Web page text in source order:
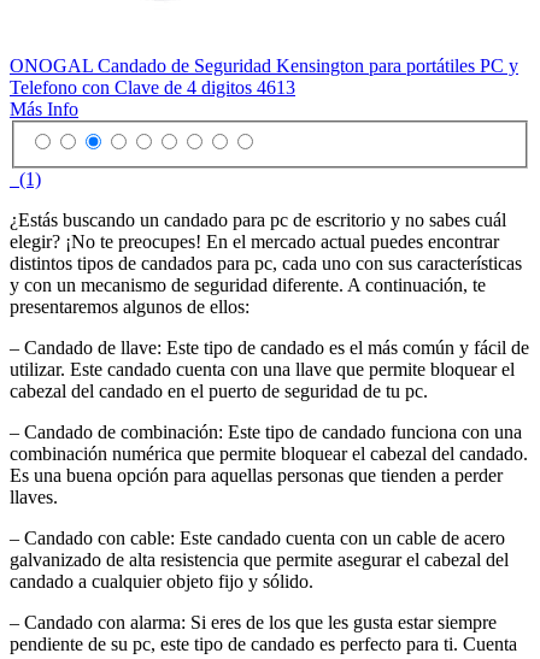
ONOGAL Candado de Seguridad Kensington para portátiles PC y
Telefono con Clave de 4 digitos 4613
Más Info
(1)
¿Estás buscando un candado para pc de escritorio y no sabes cuál
elegir? ¡No te preocupes! En el mercado actual puedes encontrar
distintos tipos de candados para pc, cada uno con sus características
y con un mecanismo de seguridad diferente. A continuación, te
presentaremos algunos de ellos:
– Candado de llave: Este tipo de candado es el más común y fácil de
utilizar. Este candado cuenta con una llave que permite bloquear el
cabezal del candado en el puerto de seguridad de tu pc.
– Candado de combinación: Este tipo de candado funciona con una
combinación numérica que permite bloquear el cabezal del candado.
Es una buena opción para aquellas personas que tienden a perder
llaves.
– Candado con cable: Este candado cuenta con un cable de acero
galvanizado de alta resistencia que permite asegurar el cabezal del
candado a cualquier objeto fijo y sólido.
– Candado con alarma: Si eres de los que les gusta estar siempre
pendiente de su pc, este tipo de candado es perfecto para ti. Cuenta